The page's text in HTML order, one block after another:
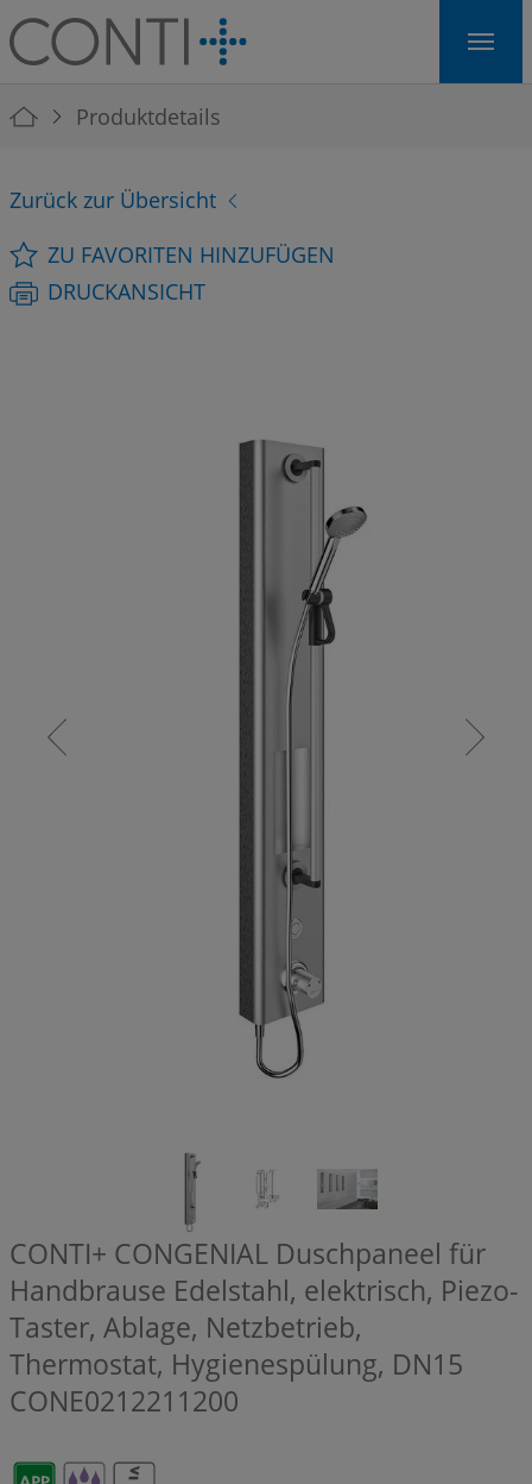
Skip to main navigation
Skip to main content
Skip to page footer
You are here:
Produktdetails
Zurück zur Übersicht
ZU FAVORITEN HINZUFÜGEN
DRUCKANSICHT
CONTI+ CONGENIAL Duschpaneel für
Handbrause Edelstahl, elektrisch, Piezo-
Taster, Ablage, Netzbetrieb,
Thermostat, Hygienespülung, DN15
CONE0212211200